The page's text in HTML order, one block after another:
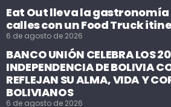
Eat Out lleva la gastronomía
calles con un Food Truck
6 de agosto de 2026
BANCO UNIÓN CELEBRA LOS
INDEPENDENCIA DE BOLIVIA
REFLEJAN SU ALMA, VIDA Y
BOLIVIANOS
6 de agosto de 2026